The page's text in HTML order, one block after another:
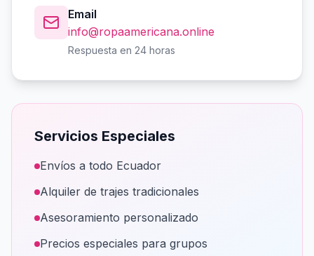
Email
info@ropaamericana.online
Respuesta en 24 horas
Servicios Especiales
Envíos a todo Ecuador
Alquiler de trajes tradicionales
Asesoramiento personalizado
Precios especiales para grupos